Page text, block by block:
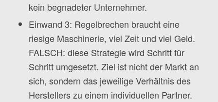
kein begnadeter Unternehmer.
Einwand 3: Regelbrechen braucht eine
riesige Maschinerie, viel Zeit und viel Geld.
FALSCH: diese Strategie wird Schritt für
Schritt umgesetzt. Ziel ist nicht der Markt an
sich, sondern das jeweilige Verhältnis des
Herstellers zu einem individuellen Partner.